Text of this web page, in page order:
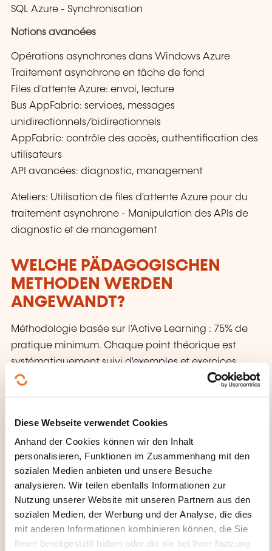
Diese Webseite verwendet Cookies
Anhand der Cookies können wir den Inhalt
personalisieren, Funktionen im Zusammenhang mit den
sozialen Medien anbieten und unsere Besuche
analysieren. Wir teilen ebenfalls Informationen zur
Nutzung unserer Website mit unseren Partnern aus den
sozialen Medien, der Werbung und der Analyse, die dies
mit anderen Informationen kombinieren können, die Sie
ihnen bereitgestellt haben oder die sie bei Ihrer Nutzung
SQL Azure - Synchronisation
Notions avancées
Opérations asynchrones dans Windows Azure
Traitement asynchrone en tâche de fond
Files d'attente Azure: envoi, lecture
Bus AppFabric: services, messages
unidirectionnels/bidirectionnels
AppFabric: contrôle des accès, authentification des
utilisateurs
API avancées: diagnostic, management
Ateliers: Utilisation de files d'attente Azure pour du
traitement asynchrone - Manipulation des APIs de
diagnostic et de management
WELCHE PÄDAGOGISCHEN
METHODEN WERDEN
ANGEWANDT?
Méthodologie basée sur l'Active Learning : 75% de
pratique minimum. Chaque point théorique est
systématiquement suivi d'exemples et exercices.
WIE SIEHT DIE BEWERTUNG
AUS?
Contrôle continu
WAS ERHALTEN SIE AM ENDE
DER WEITERBILDUNG?
Attestation de fin de stage mentionnant le résultat
des acquis